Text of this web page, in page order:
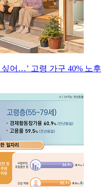
어…’ 고령 가구 40% 노후